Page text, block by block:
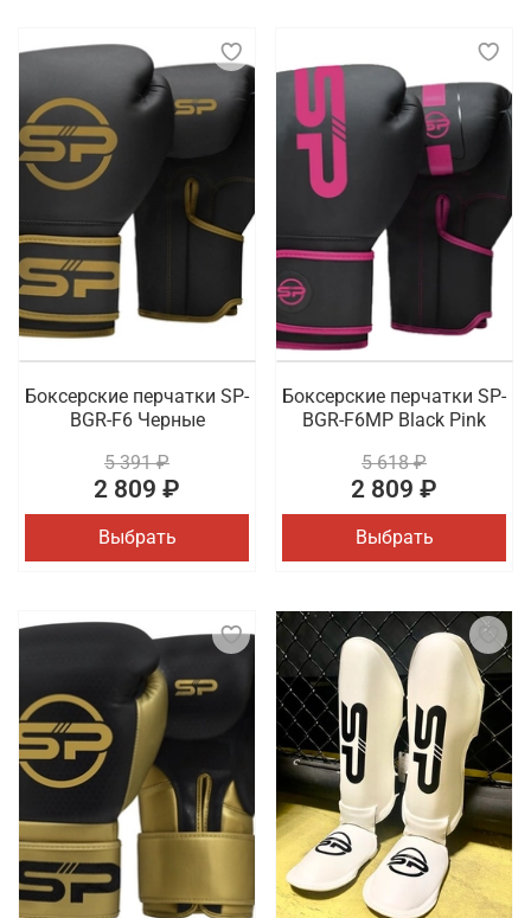
Боксерские перчатки SP-
BGR-F6 Черные
5 391 ₽
2 809 ₽
Выбрать
Боксерские перчатки SP-
BGR-F6MP Black Pink
5 618 ₽
2 809 ₽
Выбрать